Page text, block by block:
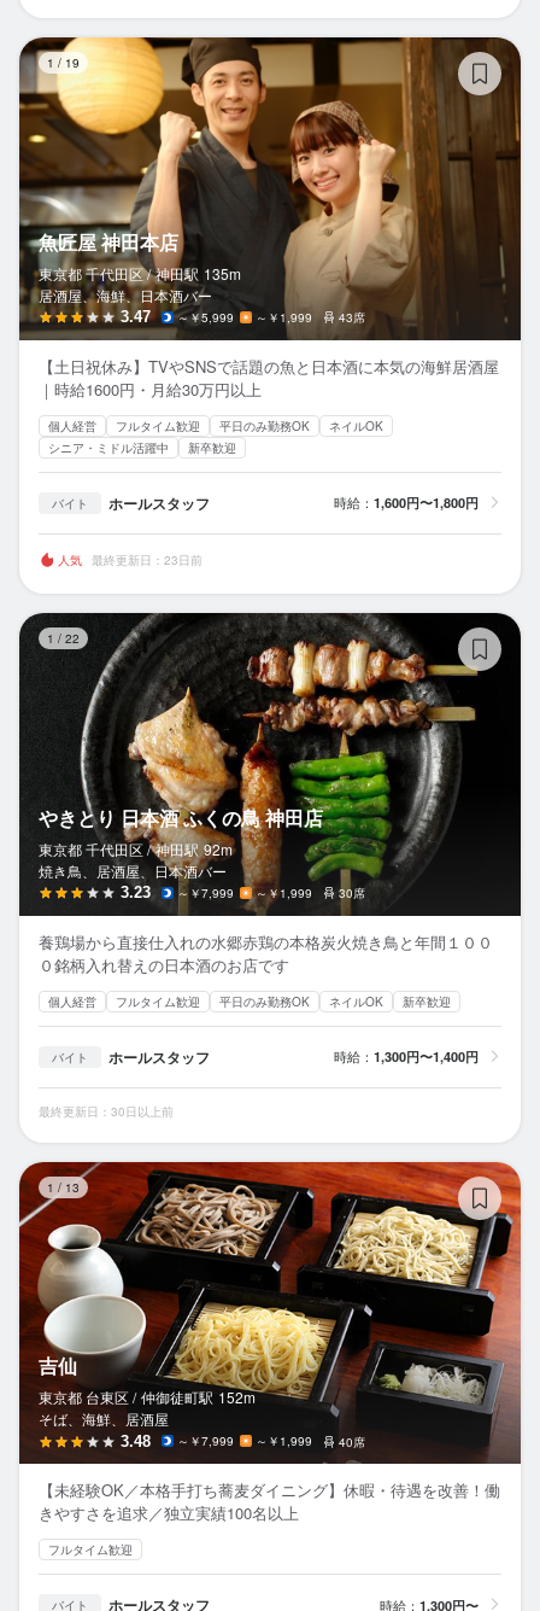
1 / 19
魚匠屋 神田本店
東京都 千代田区 / 神田駅 135m
居酒屋、海鮮、日本酒バー
3.47 ～￥5,999 ～￥1,999 43席
【土日祝休み】TVやSNSで話題の魚と日本酒に本気の海鮮居酒屋
｜時給1600円・月給30万円以上
個人経営 フルタイム歓迎 平日のみ勤務OK
ネイルOK
シニア・ミドル活躍中
新卒歓迎
バイト ホールスタッフ 時給： 1,600円〜1,800円
人気 最終更新日：23日前
1 / 22
やきとり 日本酒 ふくの鳥 神田店
東京都 千代田区 / 神田駅 92m
焼き鳥、居酒屋、日本酒バー
3.23 ～￥7,999 ～￥1,999 30席
養鶏場から直接仕入れの水郷赤鶏の本格炭火焼き鳥と年間１００
０銘柄入れ替えの日本酒のお店です
個人経営 フルタイム歓迎 平日のみ勤務OK ネイルOK 新卒歓迎
バイト ホールスタッフ 時給： 1,300円〜1,400円
最終更新日：30日以上前
1 / 13
吉仙
東京都 台東区 / 仲御徒町駅 152m
そば、海鮮、居酒屋
3.48 ～￥7,999 ～￥1,999 40席
【未経験OK／本格手打ち蕎麦ダイニング】休暇・待遇を改善！働
きやすさを追求／独立実績100名以上
フルタイム歓迎
バイト ホールスタッフ 時給： 1,300円〜